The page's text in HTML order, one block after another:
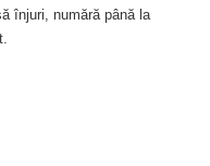
înjuri, numără până la